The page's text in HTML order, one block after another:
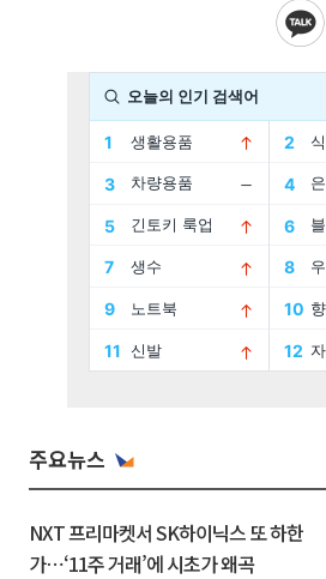
주요뉴스
NXT 프리마켓서 SK하이닉스 또 하한
가⋯‘11주 거래’에 시초가 왜곡